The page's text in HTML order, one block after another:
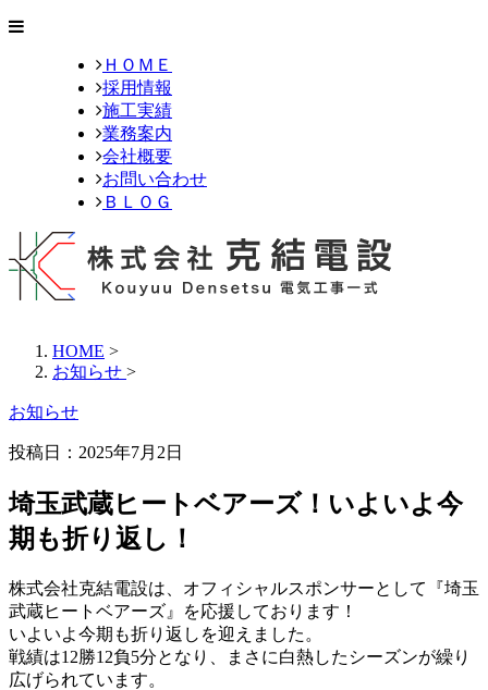
ＨＯＭＥ
採用情報
施工実績
業務案内
会社概要
お問い合わせ
ＢＬＯＧ
HOME >
お知らせ >
お知らせ
投稿日：2025年7月2日
埼玉武蔵ヒートベアーズ！いよいよ今
期も折り返し！
株式会社克結電設は、オフィシャルスポンサーとして『埼玉
武蔵ヒートベアーズ』を応援しております！
いよいよ今期も折り返しを迎えました。
戦績は12勝12負5分となり、まさに白熱したシーズンが繰り
広げられています。